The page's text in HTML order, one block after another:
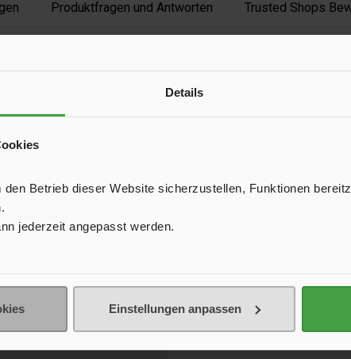
Details
Betrieb dieser Website sicherzustellen, Funktionen
jederzeit angepasst werden.
Einstellungen anpassen
Produktfragen und Antworten Trusted Shops
H: 12 mm.